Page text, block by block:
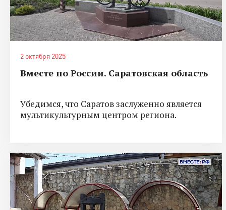
2 октября 2025
Вместе по России. Саратовская область
Убедимся, что Саратов заслуженно является
мультикультурным центром региона.